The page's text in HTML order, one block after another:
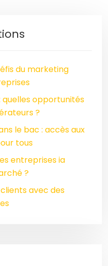
du marketing
quelles opportunités
?
le bac : accès aux
tous
entreprises ia
?
avec des